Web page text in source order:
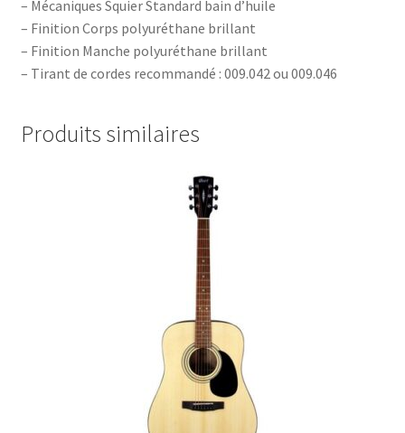
– Mécaniques Squier Standard bain d’huile
– Finition Corps polyuréthane brillant
– Finition Manche polyuréthane brillant
– Tirant de cordes recommandé : 009.042 ou 009.046
Produits similaires